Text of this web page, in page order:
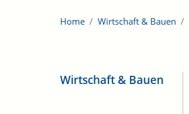
Home Wirtschaft & Bauen
Wirtschaft & Bauen